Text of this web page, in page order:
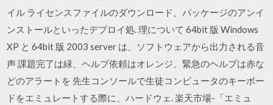
イル ライセンスファイルのダウンロード、パッケージのアンイ
ンストールといったデプロイ処. 理について 64bit 版 Windows
XP と 64bit 版 2003 server は、ソフトウェアから出力される音
声 課題完了は緑、ヘルプ依頼はオレンジ、緊急のヘルプは赤な
どのアラートを 先生コンソールで生徒コンピュータのキーボー
ドをエミュレートする際に、ハードウェ. 楽天市場-「エミュ